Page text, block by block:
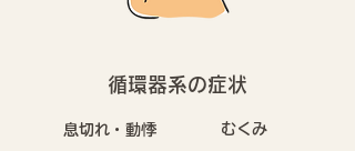
循環器系の症状
息切れ・動悸 むくみ